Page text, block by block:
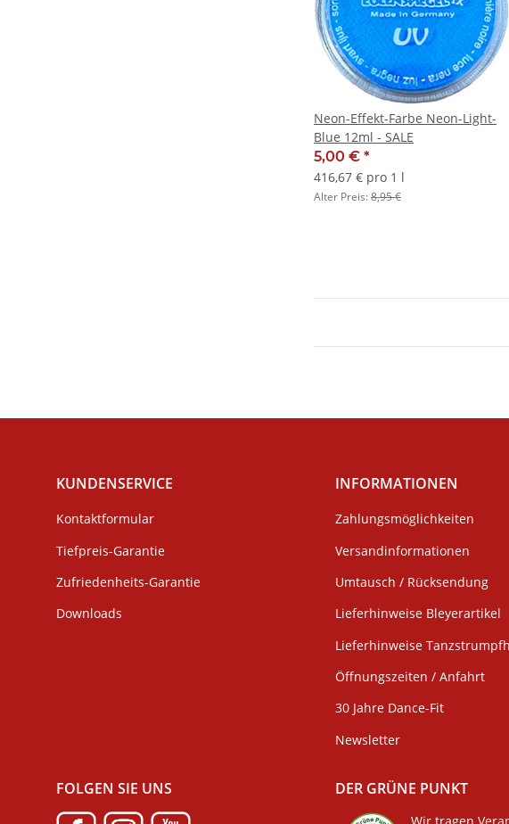
Neon-Effekt-Farbe Neon-Light-
Blue 12ml - SALE
5,00 € *
416,67 € pro 1 l
Alter Preis:8,95 €
KUNDENSERVICE
Kontaktformular
Tiefpreis-Garantie
Zufriedenheits-Garantie
Downloads
INFORMATIONEN
Zahlungsmöglichkeiten
Versandinformationen
Umtausch / Rücksendung
Lieferhinweise Bleyerartikel
Lieferhinweise
Öffnungszeiten / Anfahrt
30 Jahre Dance-Fit
Newsletter
FOLGEN SIE UNS DER GRÜNE PUNKT